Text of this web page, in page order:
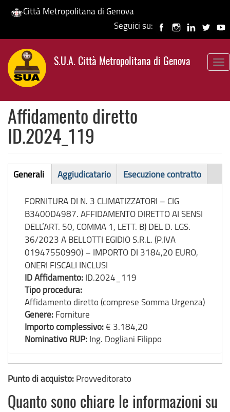
Salta
contenuto
principale
Città Metropolitana di Genova
Seguici su:
S.U.A. Città Metropolitana di Genova
Affidamento diretto
ID.2024_119
Affidamento
Generali
attiva)
Aggiudicatario Esecuzione contratto
FORNITURA DI N. 3 CLIMATIZZATORI – CIG
B3400D4987. AFFIDAMENTO DIRETTO AI SENSI
DELL’ART. 50, COMMA 1, LETT. B) DEL D. LGS.
36/2023 A BELLOTTI EGIDIO S.R.L. (P.IVA
01947550990) – IMPORTO DI 3184,20 EURO,
ONERI FISCALI INCLUSI
ID Affidamento: ID.2024_119
Tipo procedura:
Affidamento diretto (comprese Somma Urgenza)
Genere: Forniture
Importo complessivo:€ 3.184,20
Nominativo RUP: Ing. Dogliani Filippo
Punto di acquisto: Provveditorato
Quanto sono chiare le informazioni su